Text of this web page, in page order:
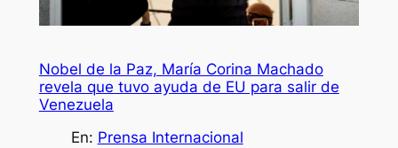
Nobel de la Paz, María Corina Machado
revela que tuvo ayuda de EU para salir de
Venezuela
En: Prensa Internacional